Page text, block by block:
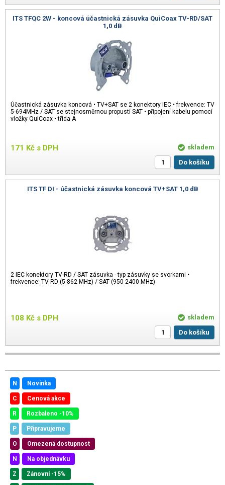
ITS TFQC 2W - koncová účastnická zásuvka QuiCoax TV-RD/SAT
1,0 dB
Účastnická zásuvka koncová • TV+SAT se 2 konektory IEC • frekvence: TV
5-694MHz / SAT se stejnosměrnou propustí SAT • připojení kabelu pomocí
vložky QuiCoax • třída A
171 Kč s DPH
skladem
Do košíku
ITS TF DI - účastnická zásuvka koncová TV+SAT 1,0 dB
2 IEC konektory TV-RD / SAT zásuvka - typ zásuvky se svorkami •
frekvence: TV-RD (5-862 MHz) / SAT (950-2400 MHz)
108 Kč s DPH
skladem
Do košíku
N Novinka
C Cenová akce
R Rozbaleno -10%
P Připravujeme
O Omezená dostupnost
N Na objednávku
Z Zánovní -15%